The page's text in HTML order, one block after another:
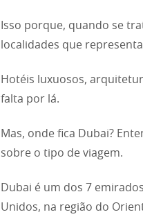
Isso porque, quando se
localidades que
Hotéis luxuosos,
falta por lá.
Mas, onde fica Dubai?
sobre o tipo de viagem.
Dubai é um dos 7
Unidos, na região do